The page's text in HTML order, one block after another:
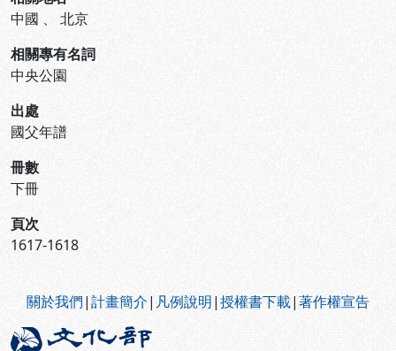
中國 、 北京
相關專有名詞
中央公園
出處
國父年譜
冊數
下冊
頁次
1617-1618
關於我們|計畫簡介| 凡例說明|授權書下載|著作權宣告